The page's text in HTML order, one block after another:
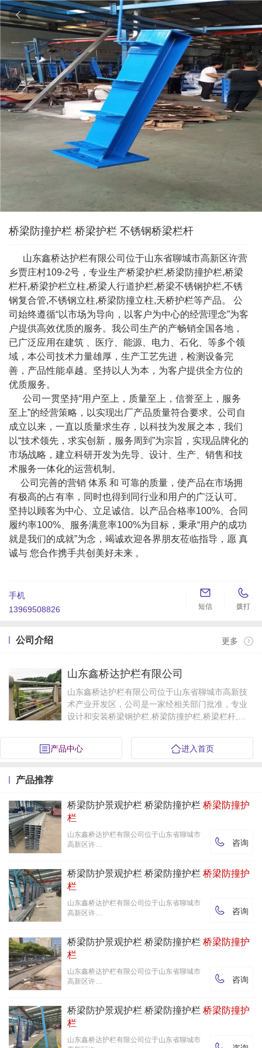

桥梁防撞护栏 桥梁护栏 不锈钢桥梁栏杆
山东鑫桥达护栏有限公司位于山东省聊城市高新区许营
乡贾庄村109-2号，专业生产桥梁护栏,桥梁防撞护栏,桥梁
栏杆,桥梁护栏立柱,桥梁人行道护栏,桥梁不锈钢护栏,不锈
钢复合管,不锈钢立柱,桥梁防撞立柱,天桥护栏等产品。 公
司始终遵循“以市场为导向，以客户为中心的经营理念”为客
户提供高效优质的服务。我公司生产的产畅销全国各地，
已广泛应用在建筑 、医疗、能源、电力、石化、等多个领
域，本公司技术力量雄厚，生产工艺先进，检测设备完
善，产品性能卓越。坚持以人为本，为客户提供全方位的
优质服务。
公司一贯坚持“用户至上，质量至上，信誉至上，服务
至上”的经营策略，以实现出厂产品质量符合要求。公司自
成立以来，一直以质量求生存，以科技为发展之本，我们
以“技术领先，求实创新，服务周到”为宗旨，实现品牌化的
市场战略，建立科研开发为先导、设计、生产、销售和技
术服务一体化的运营机制。
公司完善的营销 体系 和 可靠的质量，使产品在市场拥
有极高的占有率，同时也得到同行业和用户的广泛认可。
坚持以顾客为中心、立足诚信。以产品合格率100%、合同
履约率100%、服务满意率100%为目标，秉承“用户的成功
就是我们的成就”为念，竭诚欢迎各界朋友莅临指导，愿 真
诚与 您合作携手共创美好未来 。

拨打

短信
手机
13969508826
更多
公司介绍
山东鑫桥达护栏有限公司
山东鑫桥达护栏有限公司位于山东省聊城市高新技
术产业开发区，公司是一家经相关部门批准，专业
设计和安装桥梁钢护栏,桥梁防撞护栏,桥梁栏杆,桥
产品中心
进入首页
产品推荐
桥梁防护景观护栏 桥梁防撞护栏 桥梁防撞护
栏
 咨询
山东鑫桥达护栏有限公司位于山东省聊城市
高新区许…
桥梁防护景观护栏 桥梁防撞护栏 桥梁防撞护
栏
 咨询
山东鑫桥达护栏有限公司位于山东省聊城市
高新区许…
桥梁防护景观护栏 桥梁防撞护栏 桥梁防撞护
栏
 咨询
山东鑫桥达护栏有限公司位于山东省聊城市
高新区许…
桥梁防护景观护栏 桥梁防撞护栏 桥梁防撞护
栏
山东鑫桥达护栏有限公司位于山东省聊城市